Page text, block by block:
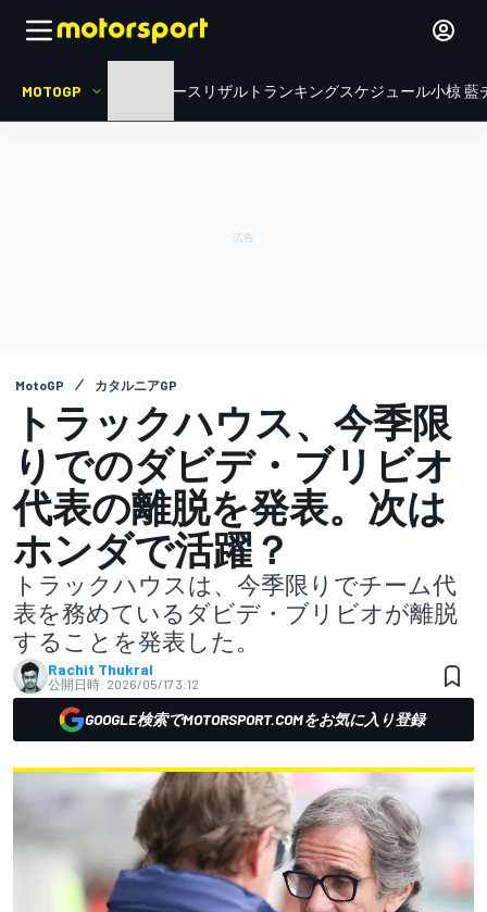
MOTOGP ニュース リザルト ランキングスケジュール小椋 藍
MotoGP カタルニアGP
トラックハウス、今季限
りでのダビデ・ブリビオ
代表の離脱を発表。次は
ホンダで活躍？
トラックハウスは、今季限りでチーム代
表を務めているダビデ・ブリビオが離脱
することを発表した。
Rachit Thukral
公開日時: 2026/05/17 3:12
GOOGLE検索でMOTORSPORT.COMをお気に入り登録